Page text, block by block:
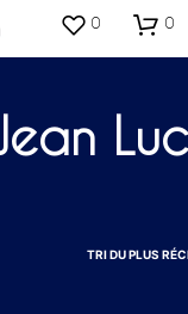
0 0
TRI DU PLUS